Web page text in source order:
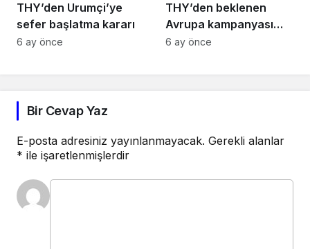
THY’den Urumçi’ye
sefer başlatma kararı
6 ay önce
THY’den beklenen
Avrupa kampanyası
başladı: 23 şehre 159
6 ay önce
Bir Cevap Yaz
E-posta adresiniz yayınlanmayacak. Gerekli alanlar
* ile işaretlenmişlerdir